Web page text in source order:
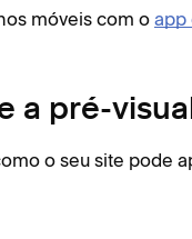
móveis com o app
a pré-
o seu site pode